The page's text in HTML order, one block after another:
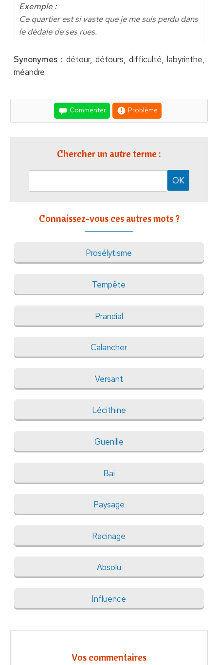
Exemple :
Ce quartier est si vaste que je me suis perdu dans
le dédale de ses rues.
Synonymes : détour, détours, difficulté, labyrinthe,
méandre
Commenter Problème
Chercher un autre terme :
Connaissez-vous ces autres mots ?
Prosélytisme
Tempête
Prandial
Calancher
Versant
Lécithine
Guenille
Bai
Paysage
Racinage
Absolu
Influence
Vos commentaires